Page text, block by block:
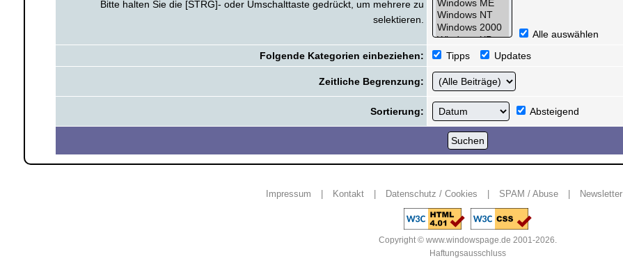
Bitte halten Sie die [STRG]- oder Umschalttaste gedrückt, um mehrere zu
selektieren.
Alle auswählen
Folgende Kategorien einbeziehen:
Tipps Updates
Zeitliche Begrenzung:
Sortierung: Absteigend
Impressum Kontakt Datenschutz / Cookies SPAM / Abuse Newsletter
Copyright © www.windowspage.de 2001-2026.
Haftungsausschluss